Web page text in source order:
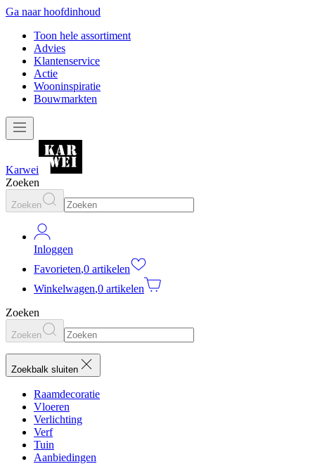
Ga naar hoofdinhoud
Toon hele assortiment
Advies
Klantenservice
Actie
Wooninspiratie
Bouwmarkten
Karwei
Zoeken
Zoeken
Inloggen
Favorieten,0 artikelen
Winkelwagen,0 artikelen
Zoeken
Zoeken
Zoekbalk sluiten
Raamdecoratie
Vloeren
Verlichting
Verf
Tuin
Aanbiedingen